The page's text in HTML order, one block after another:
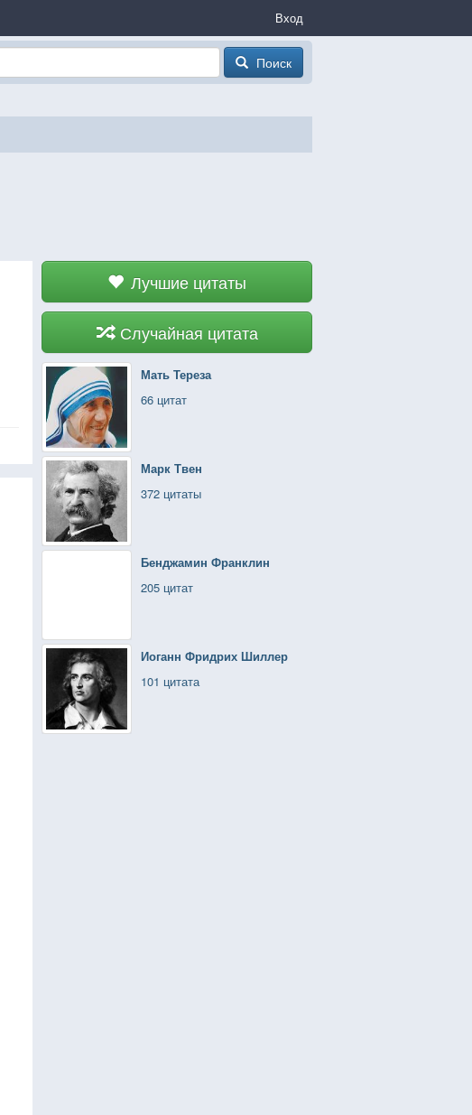
Вход
Поиск
Лучшие цитаты
Случайная цитата
Мать Тереза
66 цитат
Марк Твен
372 цитаты
Бенджамин Франклин
205 цитат
Иоганн Фридрих Шиллер
101 цитата